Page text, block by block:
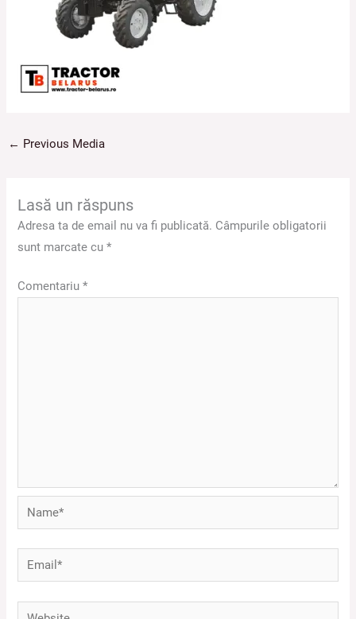
← Previous Media
Lasă un răspuns
Adresa ta de email nu va fi publicată. Câmpurile obligatorii
sunt marcate cu*
Comentariu*
Name*
Email*
Website